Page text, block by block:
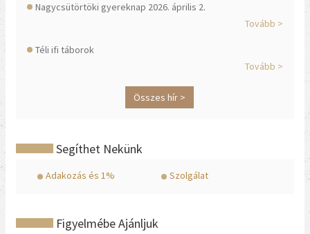
Nagycsütörtöki gyereknap 2026. április 2.
Tovább >
Téli ifi táborok
Tovább >
Összes hír >
Segíthet Nekünk
Adakozás és 1% Szolgálat
Figyelmébe Ajánljuk